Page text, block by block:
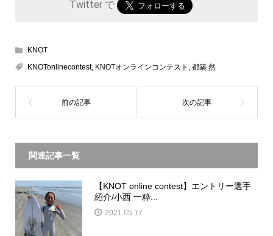
Twitter で
KNOT
KNOTonlinecontest, KNOTオンラインコンテスト 都築 然
関連記事一覧
【KNOT online contest】エントリー選手
紹介/小西 一粋...
2021.05.17